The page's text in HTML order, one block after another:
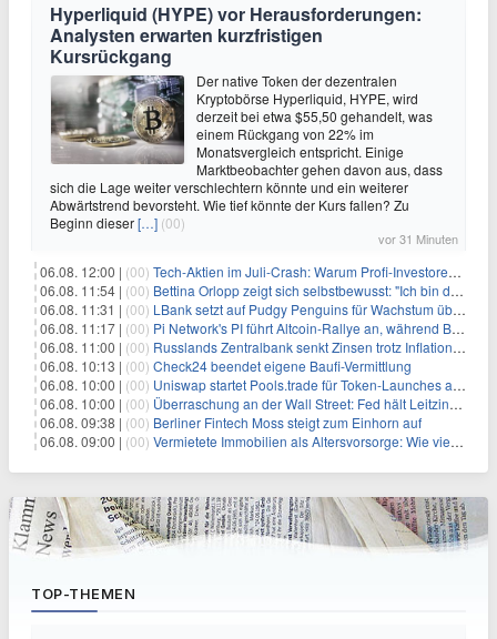
Hyperliquid (HYPE) vor Herausforderungen:
Analysten erwarten kurzfristigen
Kursrückgang
Der native Token der dezentralen
Kryptobörse Hyperliquid, HYPE, wird
derzeit bei etwa $55,50 gehandelt, was
einem Rückgang von 22% im
Monatsvergleich entspricht. Einige
Marktbeobachter gehen davon aus, dass
sich die Lage weiter verschlechtern könnte und ein weiterer
Abwärtstrend bevorsteht. Wie tief könnte der Kurs fallen? Zu
Beginn dieser[…] (00)
vor 31 Minuten
06.08. 12:00 | (00) Tech-Aktien im Juli-Crash: Warum Profi-Investoren jetzt zugreifen – Stresstest statt Bärenmarkt
06.08. 11:54 | (00) Bettina Orlopp zeigt sich selbstbewusst: "Ich bin die Vorstandsvorsitzende"
06.08. 11:31 | (00) LBank setzt auf Pudgy Penguins für Wachstum über den Handel hinaus
06.08. 11:17 | (00) Pi Network's PI führt Altcoin-Rallye an, während Bitcoin $65.000 anpeilt
06.08. 11:00 | (00) Russlands Zentralbank senkt Zinsen trotz Inflations-Schock – ein riskantes Spiel
06.08. 10:13 | (00) Check24 beendet eigene Baufi-Vermittlung
06.08. 10:00 | (00) Uniswap startet Pools.trade für Token-Launches auf Robinhood Chain
06.08. 10:00 | (00) Überraschung an der Wall Street: Fed hält Leitzins fest – aber Warsh sendet klares Signal
06.08. 09:38 | (00) Berliner Fintech Moss steigt zum Einhorn auf
06.08. 09:00 | (00) Vermietete Immobilien als Altersvorsorge: Wie viel Rendite Vermieter wirklich verdienen
TOP-THEMEN